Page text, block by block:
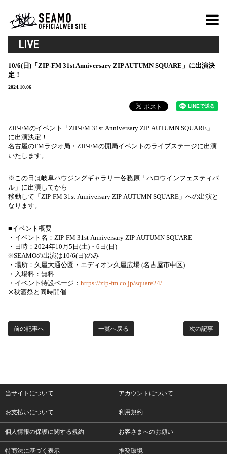
LIVE
10/6(日)「ZIP-FM 31st Anniversary ZIP AUTUMN SQUARE」に出演決
定！
2024.10.06
ZIP-FMのイベント「ZIP-FM 31st Anniversary ZIP AUTUMN SQUARE」
に出演決定！
名古屋のFMラジオ局・ZIP-FMの開局イベントのライブステージに出演
いたします。
※この日は岐阜ハウジングギャラリー各務原「ハロウインフェスティバ
ル」に出演してから
移動して 「ZIP-FM 31st Anniversary ZIP AUTUMN SQUARE」​ への出演と
なります。
■イベント概要
・イベント名：ZIP-FM 31st Anniversary ZIP AUTUMN SQUARE
・日時：2024年10月5日(土)・6日(日)
※SEAMOの出演は10/6(日)のみ
・場所：久屋大通公園・エディオン久屋広場 (名古屋市中区)
・入場料：無料
・イベント特設ページ： https://zip-fm.co. jp/square24/
※秋酒祭と同時開催
次の記事
一覧へ戻る
前の記事へ
当サイトについて アカウントについて
お支払いについて 利用規約
個人情報の保護に関する規約 お客さまへのお願い
特商法に基づく表示 推奨環境